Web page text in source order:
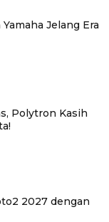
Jelang Era
Polytron Kasih
2027 dengan